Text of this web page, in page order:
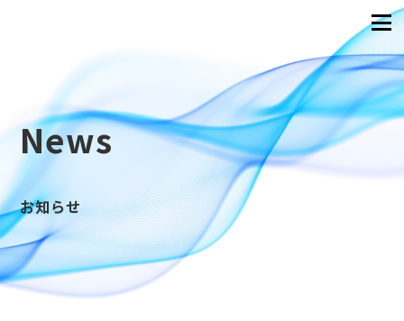
News
お知らせ